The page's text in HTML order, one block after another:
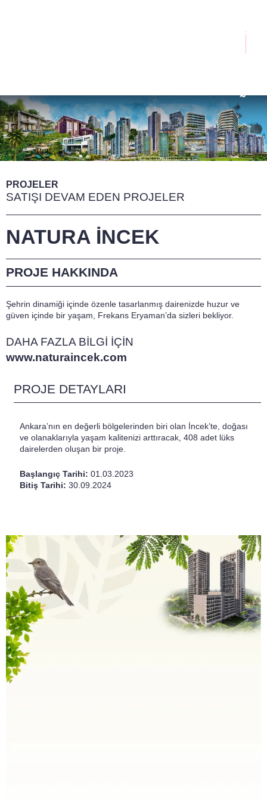
PROJELER
SATIŞI DEVAM EDEN PROJELER
NATURA İNCEK
PROJE HAKKINDA
Şehrin dinamiği içinde özenle tasarlanmış dairenizde huzur ve
güven içinde bir yaşam, Frekans Eryaman’da sizleri bekliyor.
DAHA FAZLA BİLGİ İÇİN
www.naturaincek.com
PROJE DETAYLARI
Ankara’nın en değerli bölgelerinden biri olan İncek’te, doğası
ve olanaklarıyla yaşam kalitenizi arttıracak, 408 adet lüks
dairelerden oluşan bir proje.
Başlangıç Tarihi: 01.03.2023
Bitiş Tarihi: 30.09.2024